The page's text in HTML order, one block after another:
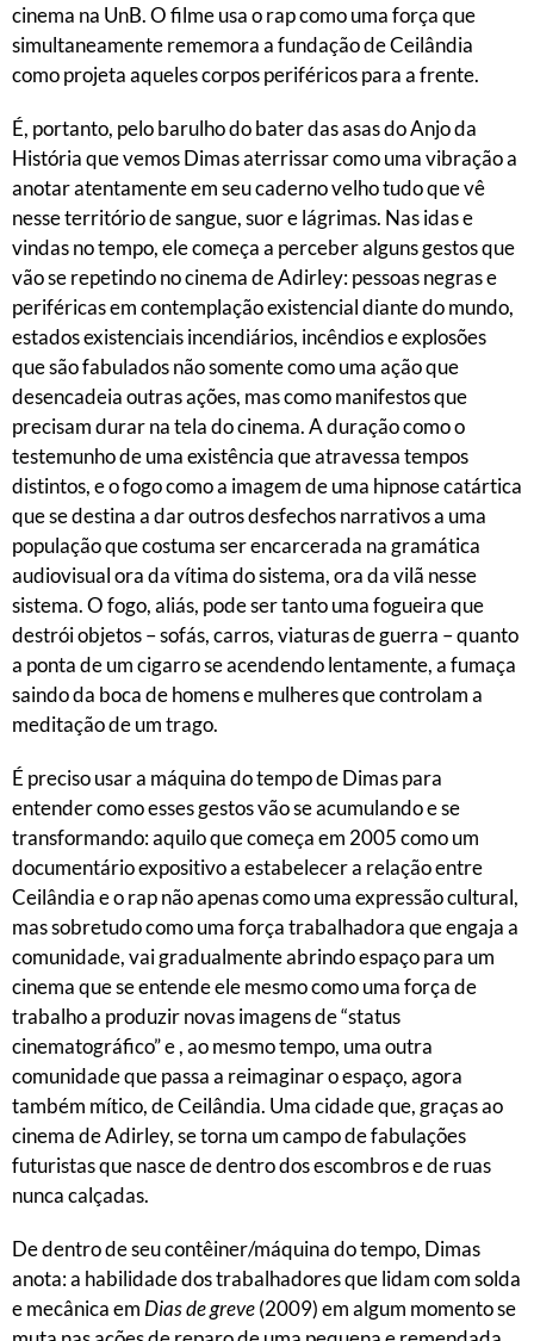
cinema na UnB. O filme usa o rap como uma força que
simultaneamente rememora a fundação de Ceilândia
como projeta aqueles corpos periféricos para a frente.
É, portanto, pelo barulho do bater das asas do Anjo da
História que vemos Dimas aterrissar como uma vibração a
anotar atentamente em seu caderno velho tudo que vê
nesse território de sangue, suor e lágrimas. Nas idas e
vindas no tempo, ele começa a perceber alguns gestos que
vão se repetindo no cinema de Adirley: pessoas negras e
periféricas em contemplação existencial diante do mundo,
estados existenciais incendiários, incêndios e explosões
que são fabulados não somente como uma ação que
desencadeia outras ações, mas como manifestos que
precisam durar na tela do cinema. A duração como o
testemunho de uma existência que atravessa tempos
distintos, e o fogo como a imagem de uma hipnose catártica
que se destina a dar outros desfechos narrativos a uma
população que costuma ser encarcerada na gramática
audiovisual ora da vítima do sistema, ora da vilã nesse
sistema. O fogo, aliás, pode ser tanto uma fogueira que
destrói objetos – sofás, carros, viaturas de guerra – quanto
a ponta de um cigarro se acendendo lentamente, a fumaça
saindo da boca de homens e mulheres que controlam a
meditação de um trago.
É preciso usar a máquina do tempo de Dimas para
entender como esses gestos vão se acumulando e se
transformando: aquilo que começa em 2005 como um
documentário expositivo a estabelecer a relação entre
Ceilândia e o rap não apenas como uma expressão cultural,
mas sobretudo como uma força trabalhadora que engaja a
comunidade, vai gradualmente abrindo espaço para um
cinema que se entende ele mesmo como uma força de
trabalho a produzir novas imagens de “status
cinematográfico” e , ao mesmo tempo, uma outra
comunidade que passa a reimaginar o espaço, agora
também mítico, de Ceilândia. Uma cidade que, graças ao
cinema de Adirley, se torna um campo de fabulações
futuristas que nasce de dentro dos escombros e de ruas
nunca calçadas.
De dentro de seu contêiner/máquina do tempo, Dimas
anota: a habilidade dos trabalhadores que lidam com solda
e mecânica em Dias de greve(2009) em algum momento se